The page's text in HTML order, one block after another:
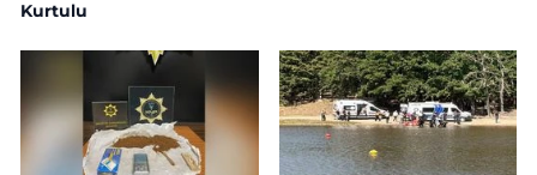
Kurtulu